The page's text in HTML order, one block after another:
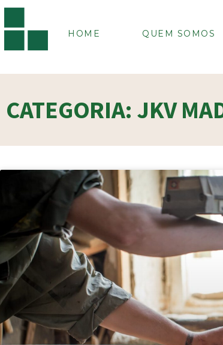
HOME QUEM SOMOS
CATEGORIA: JKV